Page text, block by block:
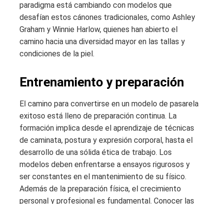
paradigma está cambiando con modelos que
desafían estos cánones tradicionales, como Ashley
Graham y Winnie Harlow, quienes han abierto el
camino hacia una diversidad mayor en las tallas y
condiciones de la piel.
Entrenamiento y preparación
El camino para convertirse en un modelo de pasarela
exitoso está lleno de preparación continua. La
formación implica desde el aprendizaje de técnicas
de caminata, postura y expresión corporal, hasta el
desarrollo de una sólida ética de trabajo. Los
modelos deben enfrentarse a ensayos rigurosos y
ser constantes en el mantenimiento de su físico.
Además de la preparación física, el crecimiento
personal y profesional es fundamental. Conocer las